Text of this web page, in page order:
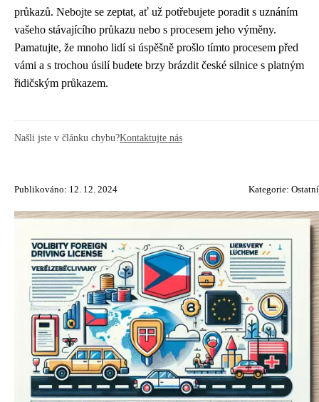
průkazů. Nebojte se zeptat, ať už potřebujete poradit s uznáním
vašeho stávajícího průkazu nebo s procesem jeho výměny.
Pamatujte, že mnoho lidí si úspěšně prošlo tímto procesem před
vámi a s trochou úsilí budete brzy brázdit české silnice s platným
řidičským průkazem.
Našli jste v článku chybu?Kontaktujte nás
Publikováno: 12. 12. 2024 Kategorie: Ostatní